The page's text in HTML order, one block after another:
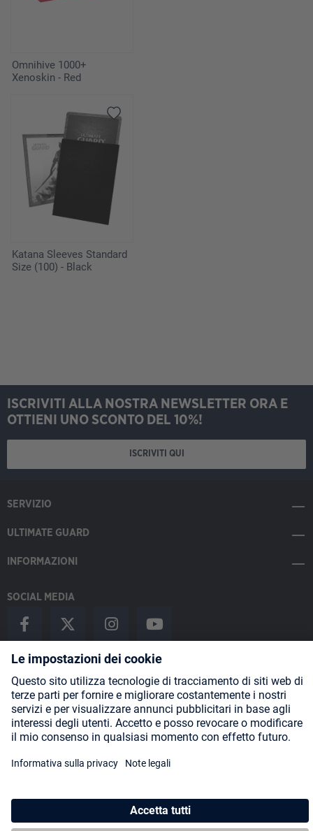
Omnihive 1000+
Xenoskin - Red
Katana Sleeves Standard
Size (100) - Black
ISCRIVITI ALLA NOSTRA NEWSLETTER ORA E
OTTIENI UNO SCONTO DEL 10%!
ISCRIVITI QUI
SERVIZIO
ULTIMATE GUARD
INFORMAZIONI
SOCIAL MEDIA
Payment Methods
Shipping
* Tutti i prezzi includono l'IVA piùspese di spedizioneed eventuali